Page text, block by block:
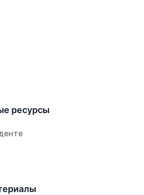
ресурсы